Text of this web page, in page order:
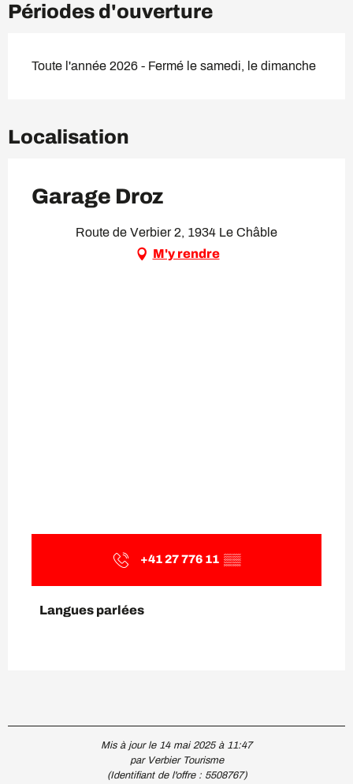
Périodes d'ouverture
Toute l'année 2026 - Fermé le samedi, le dimanche
Localisation
Garage Droz
Route de Verbier 2, 1934 Le Châble
M'y rendre
+41 27 776 11 ▒▒
Langues parlées
Langues parlées
Mis à jour le 14 mai 2025 à 11:47
par Verbier Tourisme
(Identifiant de l'offre : 5508767)